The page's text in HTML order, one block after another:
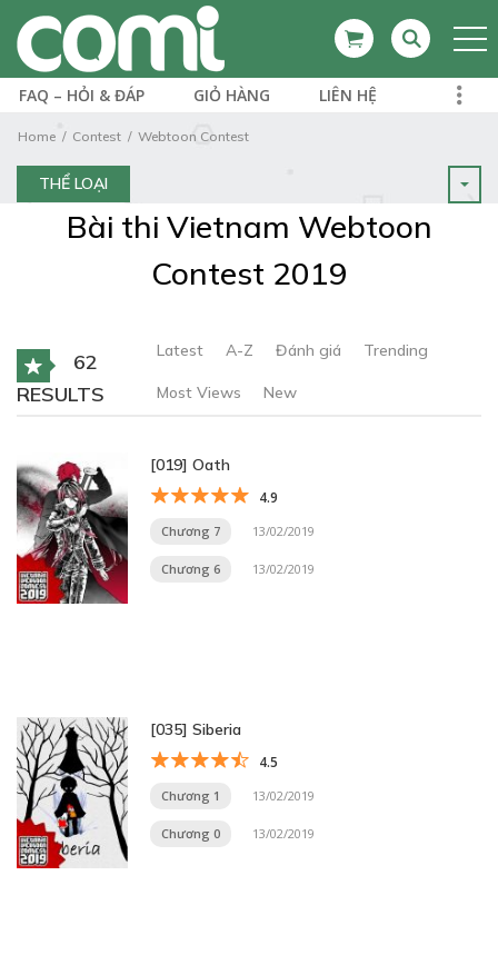
FAQ – HỎI & ĐÁP GIỎ HÀNG LIÊN HỆ
Home Contest Webtoon Contest
THỂ LOẠI
Bài thi Vietnam Webtoon
Contest 2019
62
RESULTS
Latest A-Z Đánh giá Trending
Most Views New
[019] Oath
4.9
Chương 7 13/02/2019
Chương 6 13/02/2019
[035] Siberia
4.5
Chương 1 13/02/2019
Chương 0 13/02/2019